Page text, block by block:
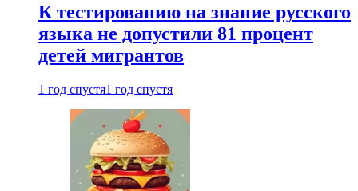
К тестированию на знание русского
языка не допустили 81 процент
детей мигрантов
1 год спустя1 год спустя